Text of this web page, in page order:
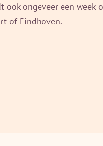
ongeveer een week
of Eindhoven.